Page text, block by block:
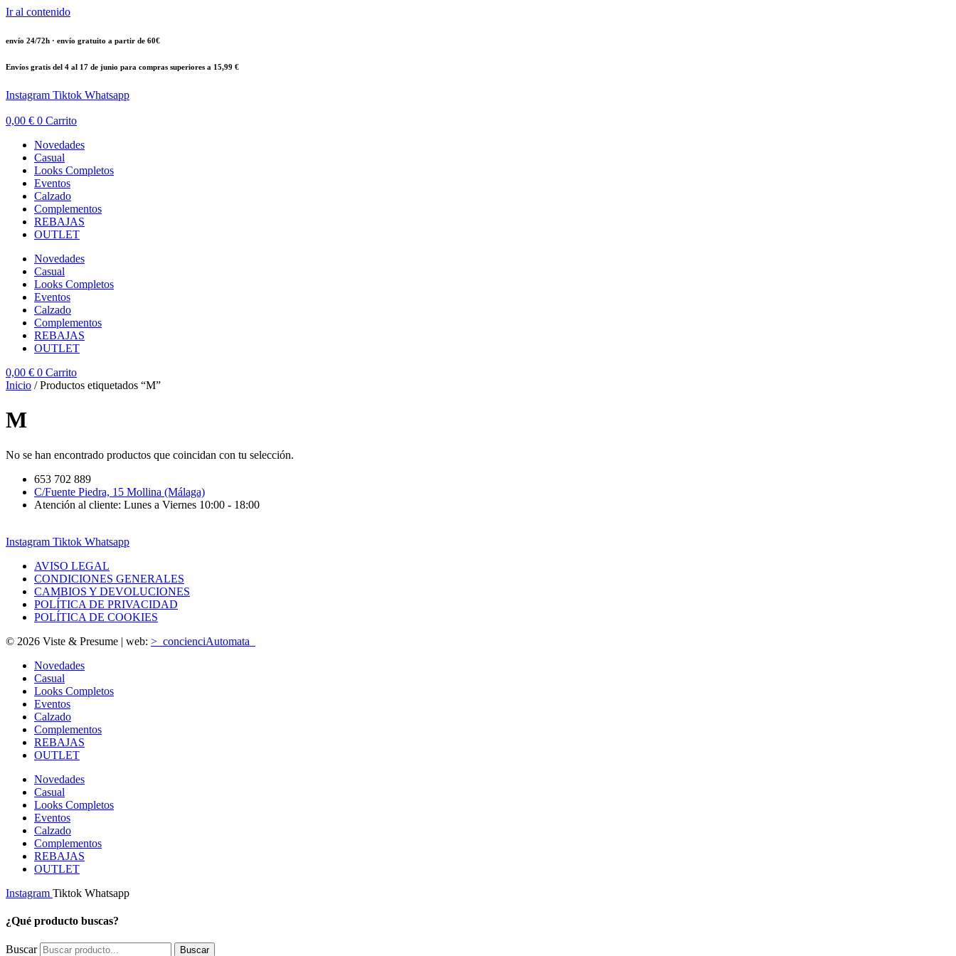
Ir al contenido
envío 24/72h · envío gratuito a partir de 60€
Envíos gratis del 4 al 17 de junio para compras superiores a 15,99 €
Instagram Tiktok Whatsapp
0,00 € 0 Carrito
Novedades
Casual
Looks Completos
Eventos
Calzado
Complementos
REBAJAS
OUTLET
Novedades
Casual
Looks Completos
Eventos
Calzado
Complementos
REBAJAS
OUTLET
0,00 € 0 Carrito
Inicio / Productos etiquetados “M”
M
No se han encontrado productos que coincidan con tu selección.
653 702 889
C/Fuente Piedra, 15 Mollina (Málaga)
Atención al cliente: Lunes a Viernes 10:00 - 18:00
Instagram Tiktok Whatsapp
AVISO LEGAL
CONDICIONES GENERALES
CAMBIOS Y DEVOLUCIONES
POLÍTICA DE PRIVACIDAD
POLÍTICA DE COOKIES
© 2026 Viste & Presume | web: >_concienciAutomata_
Novedades
Casual
Looks Completos
Eventos
Calzado
Complementos
REBAJAS
OUTLET
Novedades
Casual
Looks Completos
Eventos
Calzado
Complementos
REBAJAS
OUTLET
Instagram Tiktok Whatsapp
¿Qué producto buscas?
Buscar Buscar